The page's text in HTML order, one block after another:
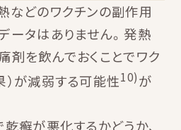
などのワクチンの副作用
ータはありません。発熱
剤を飲んでおくことでワク
）が減弱する可能性10)が
癬が悪化するかどうか、